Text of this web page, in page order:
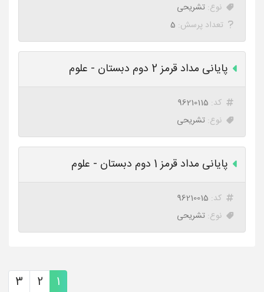
نوع: تشریحی
تعداد پرسش: 5
پایانی مداد قرمز 2 دوم دبستان - علوم
کد: 96210115
نوع: تشریحی
پایانی مداد قرمز 1 دوم دبستان - علوم
کد: 96210015
نوع: تشریحی
1
2
3